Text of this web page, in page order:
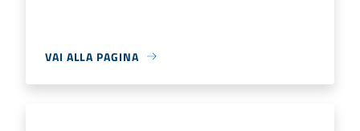
VAI ALLA PAGINA